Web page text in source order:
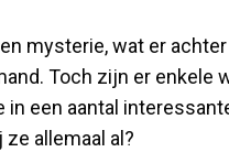
mysterie, wat er
Toch zijn er enkele
in een aantal
allemaal al?